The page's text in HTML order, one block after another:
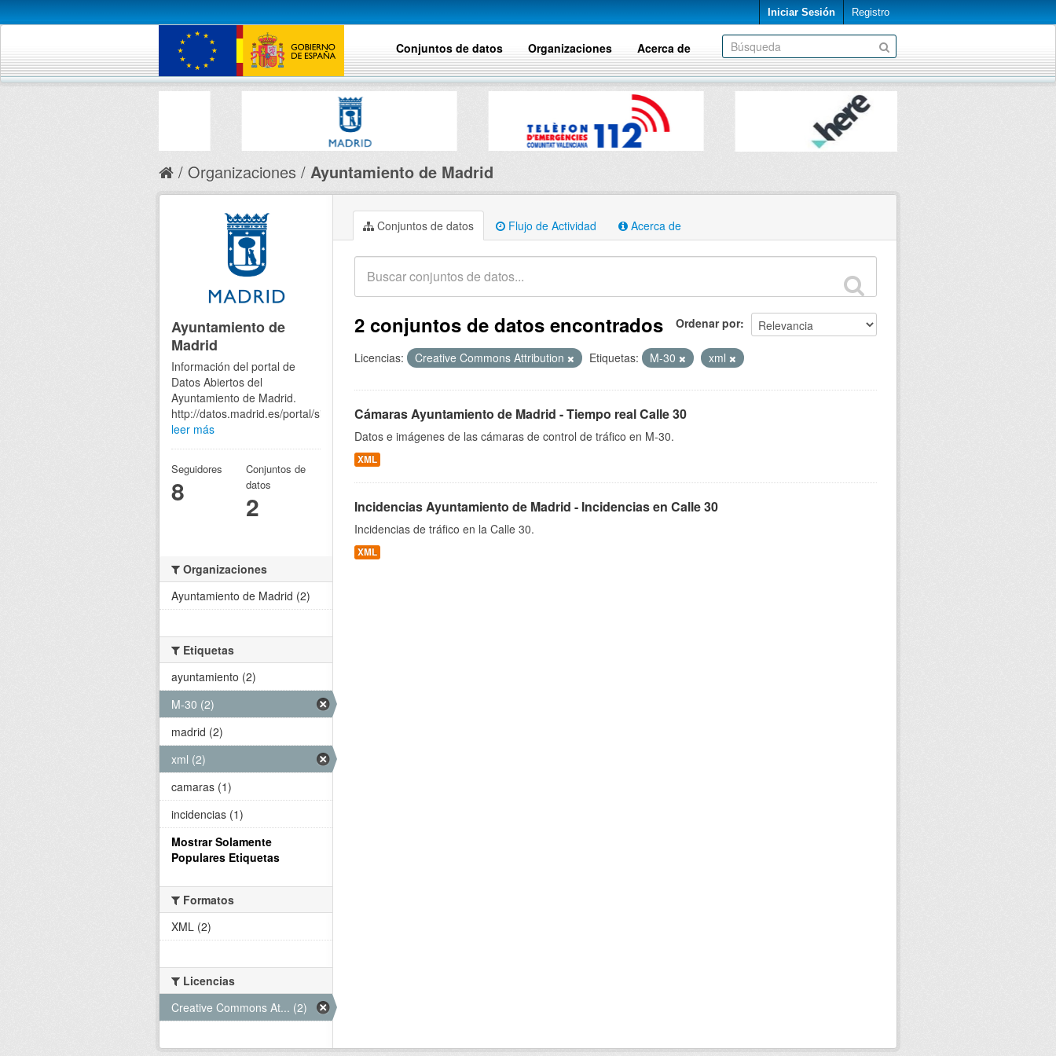
Iniciar Sesión Registro
Conjuntos de datos Organizaciones Acerca de
Organizaciones Ayuntamiento de Madrid
Conjuntos de datos Flujo de Actividad Acerca de
Ordenar por
2 conjuntos de datos encontrados
Licencias: Creative Commons Attribution Etiquetas: M-30 xml
Cámaras Ayuntamiento de Madrid - Tiempo real Calle 30
Datos e imágenes de las cámaras de control de tráfico en M-30.
XML
Incidencias Ayuntamiento de Madrid - Incidencias en Calle 30
Incidencias de tráfico en la Calle 30.
XML
Ayuntamiento de
Madrid
Información del portal de
Datos Abiertos del
Ayuntamiento de Madrid.
http://datos.madrid.es/portal/site/egob
leer más
Seguidores
8
Conjuntos de
datos
2
Organizaciones
Ayuntamiento de Madrid (2)
Etiquetas
ayuntamiento (2)
M-30 (2)
madrid (2)
xml (2)
camaras (1)
incidencias (1)
Mostrar Solamente
Populares Etiquetas
Formatos
XML (2)
Licencias
Creative Commons At... (2)